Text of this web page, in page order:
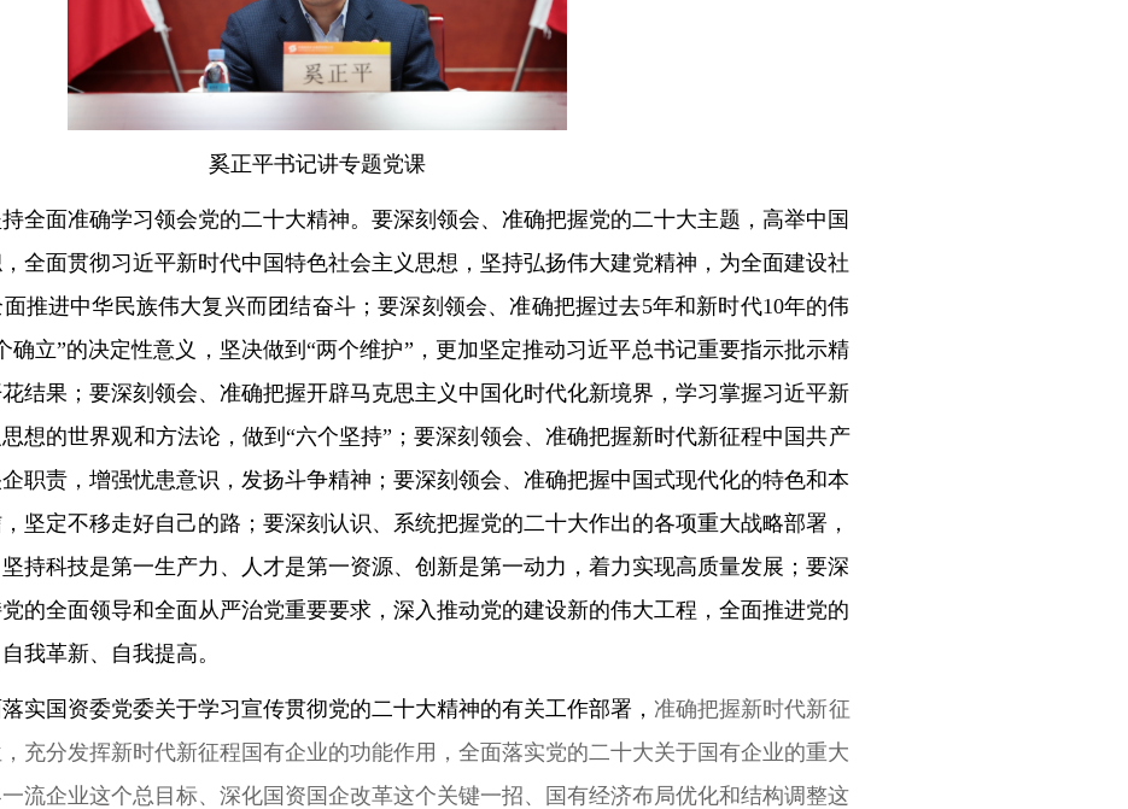
奚正平书记讲专题党课
全面准确学习领会党的二十大精神。要深刻领会、准确把握党的二十大主题，高举中国
全面贯彻习近平新时代中国特色社会主义思想，坚持弘扬伟大建党精神，为全面建设社
推进中华民族伟大复兴而团结奋斗；要深刻领会、准确把握过去5年和新时代10年的伟
确立”的决定性意义，坚决做到“两个维护”，更加坚定推动习近平总书记重要指示批示精
结果；要深刻领会、准确把握开辟马克思主义中国化时代化新境界，学习掌握习近平新
想的世界观和方法论，做到“六个坚持”；要深刻领会、准确把握新时代新征程中国共产
职责，增强忧患意识，发扬斗争精神；要深刻领会、准确把握中国式现代化的特色和本
坚定不移走好自己的路；要深刻认识、系统把握党的二十大作出的各项重大战略部署，
持科技是第一生产力、人才是第一资源、创新是第一动力，着力实现高质量发展；要深
的全面领导和全面从严治党重要要求，深入推动党的建设新的伟大工程，全面推进党的
我革新、自我提高。
实国资委党委关于学习宣传贯彻党的二十大精神的有关工作部署，准确把握新时代新征
充分发挥新时代新征程国有企业的功能作用，全面落实党的二十大关于国有企业的重大
流企业这个总目标、深化国资国企改革这个关键一招、国有经济布局优化和结构调整这